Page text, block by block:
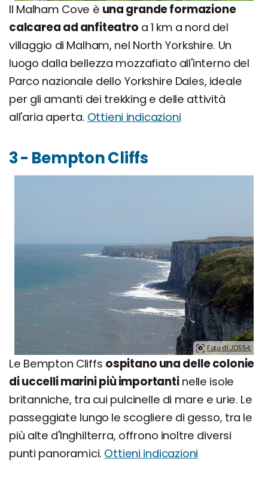
Il Malham Cove è una grande formazione
calcarea ad anfiteatro a 1 km a nord del
villaggio di Malham, nel North Yorkshire. Un
luogo dalla bellezza mozzafiato all'interno del
Parco nazionale dello Yorkshire Dales, ideale
per gli amanti dei trekking e delle attività
all'aria aperta. Ottieni indicazioni
3 - Bempton Cliffs
Foto di JD554.
Le Bempton Cliffs ospitano una delle colonie
di uccelli marini più importantinelle isole
britanniche, tra cui pulcinelle di mare e urie. Le
passeggiate lungo le scogliere di gesso, tra le
più alte d'Inghilterra, offrono inoltre diversi
punti panoramici. Ottieni indicazioni